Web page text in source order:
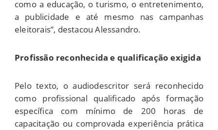
como a educação, o turismo, o entretenimento,
a publicidade e até mesmo nas campanhas
eleitorais”, destacou Alessandro.
Profissão reconhecida e qualificação exigida
Pelo texto, o audiodescritor será reconhecido
como profissional qualificado após formação
específica com mínimo de 200 horas de
capacitação ou comprovada experiência prática